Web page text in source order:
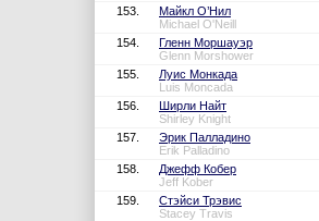
153.
Майкл О’Нил
Michael O'Neill
154.
Гленн Моршауэр
Glenn Morshower
155.
Луис Монкада
Luis Moncada
156.
Ширли Найт
Shirley Knight
157.
Эрик Палладино
Erik Palladino
158.
Джефф Кобер
Jeff Kober
159.
Стэйси Трэвис
Stacey Travis